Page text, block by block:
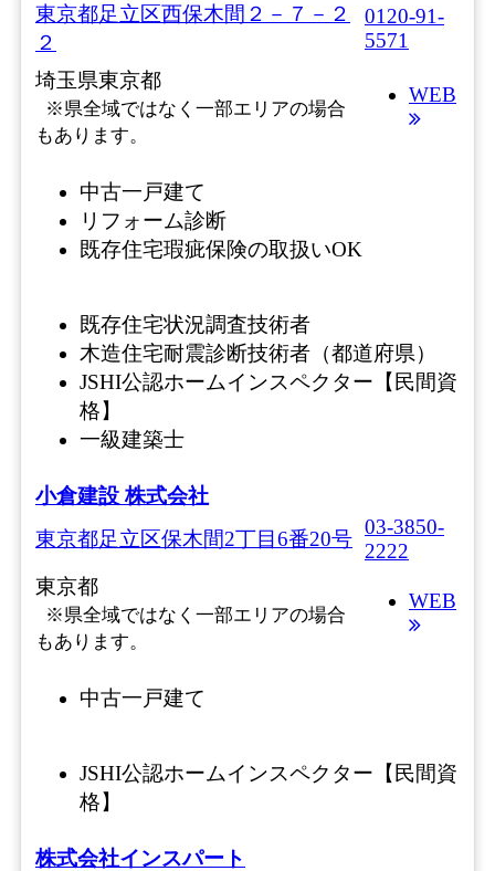
東京都足立区西保木間２－７－２
２
0120-91-
5571
埼玉県東京都
※県全域ではなく一部エリアの場合
もあります。
WEB
中古一戸建て
リフォーム診断
既存住宅瑕疵保険の取扱いOK
既存住宅状況調査技術者
木造住宅耐震診断技術者（都道府県）
JSHI公認ホームインスペクター【民間資
格】
一級建築士
小倉建設 株式会社
東京都足立区保木間2丁目6番20号
03-3850-
2222
東京都
※県全域ではなく一部エリアの場合
もあります。
WEB
中古一戸建て
JSHI公認ホームインスペクター【民間資
格】
株式会社インスパート